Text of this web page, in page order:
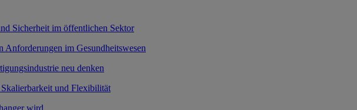
Sicherheit im öffentlichen Sektor
Anforderungen im Gesundheitswesen
neu denken
und Flexibilität
wird